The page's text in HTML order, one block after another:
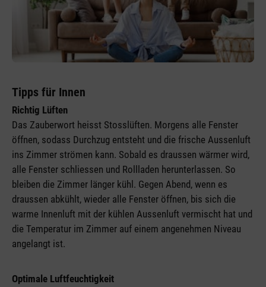
Tipps für Innen
Richtig Lüften
Das Zauberwort heisst Stosslüften. Morgens alle Fenster
öffnen, sodass Durchzug entsteht und die frische Aussenluft
ins Zimmer strömen kann. Sobald es draussen wärmer wird,
alle Fenster schliessen und Rollladen herunterlassen. So
bleiben die Zimmer länger kühl. Gegen Abend, wenn es
draussen abkühlt, wieder alle Fenster öffnen, bis sich die
warme Innenluft mit der kühlen Aussenluft vermischt hat und
die Temperatur im Zimmer auf einem angenehmen Niveau
angelangt ist.
Optimale Luftfeuchtigkeit